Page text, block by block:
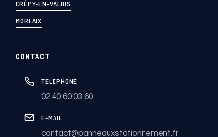
CRÉPY-EN-VALOIS
MORLAIX
CONTACT
TELEPHONE
02 40 60 03 60
E-MAIL
contact@panneauxstationnement.fr